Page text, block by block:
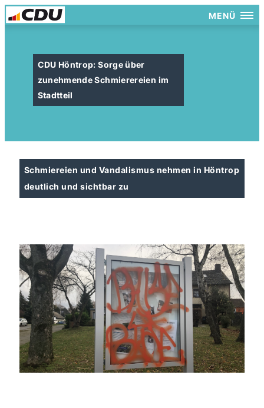
MENÜ
CDU Höntrop: Sorge über
zunehmende Schmierereien im
Stadtteil
Schmiereien und Vandalismus nehmen in Höntrop
deutlich und sichtbar zu